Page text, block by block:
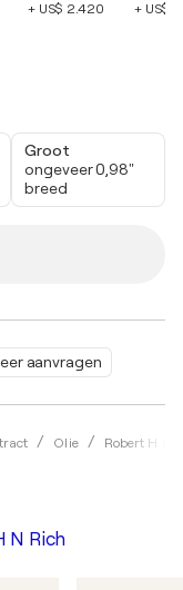
aanvragen
Olie Robert H N
+ US$ 2.420
+ US$
Groot
ongeveer 0,98"
breed
N Rich